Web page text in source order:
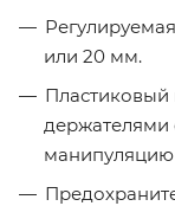
или 20 мм.
Пластиковый
держателями